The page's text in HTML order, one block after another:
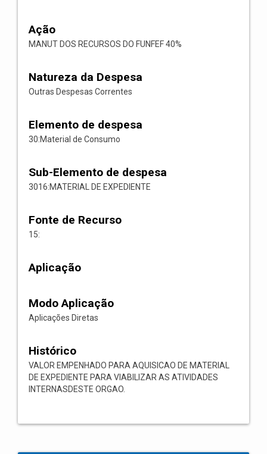
Ação
MANUT DOS RECURSOS DO FUNFEF 40%
Natureza da Despesa
Outras Despesas Correntes
Elemento de despesa
30:Material de Consumo
Sub-Elemento de despesa
3016:MATERIAL DE EXPEDIENTE
Fonte de Recurso
15:
Aplicação
Modo Aplicação
Aplicações Diretas
Histórico
VALOR EMPENHADO PARA AQUISICAO DE MATERIAL
DE EXPEDIENTE PARA VIABILIZAR AS ATIVIDADES
INTERNASDESTE ORGAO.